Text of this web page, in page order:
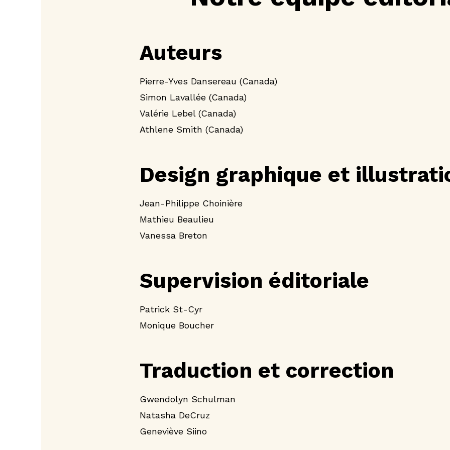
Auteurs
Pierre-Yves Dansereau (Canada)
Simon Lavallée (Canada)
Valérie Lebel (Canada)
Athlene Smith (Canada)
Design graphique et
Jean-Philippe Choinière
Mathieu Beaulieu
Vanessa Breton
Supervision éditoriale
Patrick St-Cyr
Monique Boucher
Traduction et correction
Gwendolyn Schulman
Natasha DeCruz
Geneviève Siino